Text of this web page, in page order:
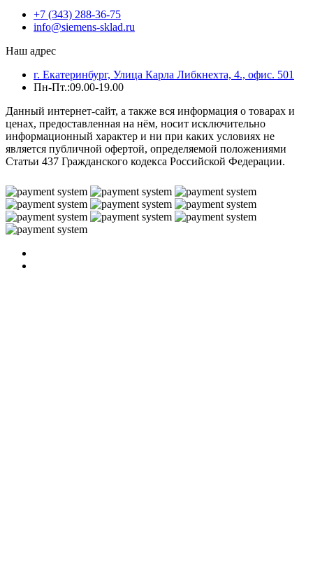
+7 (343) 288-36-75
info@siemens-sklad.ru
Наш адрес
г. Екатеринбург, Улица Карла Либкнехта, 4., офис. 501
Пн-Пт.:09.00-19.00
Данный интернет-сайт, а также вся информация о товарах и
ценах, предоставленная на нём, носит исключительно
информационный характер и ни при каких условиях не
является публичной офертой, определяемой положениями
Статьи 437 Гражданского кодекса Российской Федерации.